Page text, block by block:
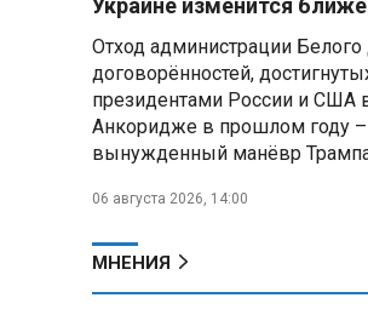
Президент Алжира
к визиту в Беларусь —
Алжира
300 жителей Курской
неизвестной
Украине изменится
Отход администрации Белого
договорённостей,
президентами России и США
Анкоридже в прошлом году –
вынужденный манёвр
06 августа 2026, 14:00
МНЕНИЯ